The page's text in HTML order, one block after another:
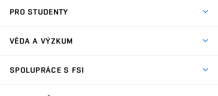
Ambasadoři studia
Zápisy
PRO STUDENTY
Studijní předpisy
VĚDA A VÝZKUM
SPOLUPRÁCE S FSI